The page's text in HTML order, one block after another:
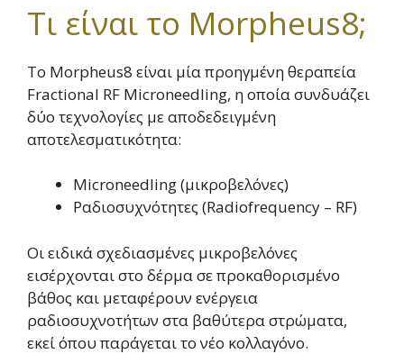
Τι είναι το Morpheus8;
Το Morpheus8 είναι μία προηγμένη θεραπεία
Fractional RF Microneedling, η οποία συνδυάζει
δύο τεχνολογίες με αποδεδειγμένη
αποτελεσματικότητα:
Microneedling (μικροβελόνες)
Ραδιοσυχνότητες (Radiofrequency – RF)
Οι ειδικά σχεδιασμένες μικροβελόνες
εισέρχονται στο δέρμα σε προκαθορισμένο
βάθος και μεταφέρουν ενέργεια
ραδιοσυχνοτήτων στα βαθύτερα στρώματα,
εκεί όπου παράγεται το νέο κολλαγόνο.